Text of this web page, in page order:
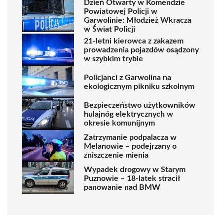
Dzień Otwarty w Komendzie
Powiatowej Policji w
Garwolinie: Młodzież Wkracza
w Świat Policji
21-letni kierowca z zakazem
prowadzenia pojazdów osądzony
w szybkim trybie
Policjanci z Garwolina na
ekologicznym pikniku szkolnym
Bezpieczeństwo użytkowników
hulajnóg elektrycznych w
okresie komunijnym
Zatrzymanie podpalacza w
Melanowie – podejrzany o
zniszczenie mienia
Wypadek drogowy w Starym
Puznowie – 18-latek stracił
panowanie nad BMW